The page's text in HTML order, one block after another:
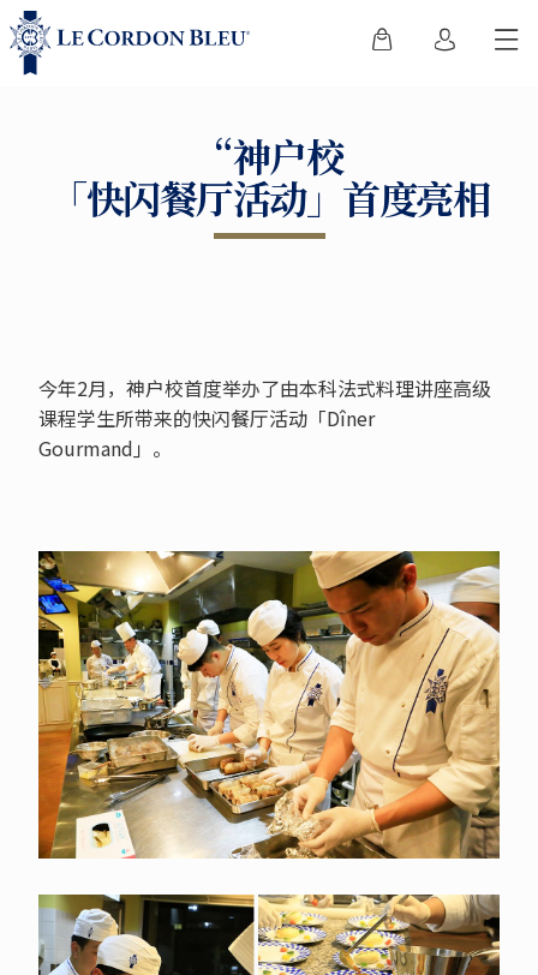
“神户校
「快闪餐厅活动」首度亮相
今年2月，神户校首度举办了由本科法式料理讲座高级
课程学生所带来的快闪餐厅活动「Dîner
Gourmand」。